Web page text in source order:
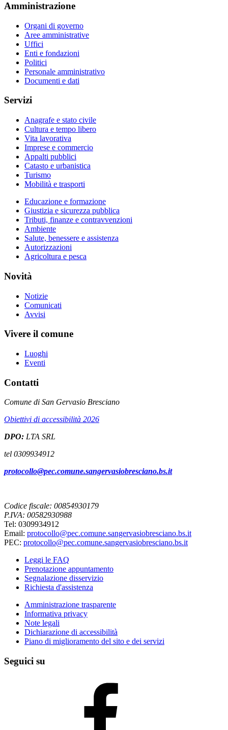
Amministrazione
Organi di governo
Aree amministrative
Uffici
Enti e fondazioni
Politici
Personale amministrativo
Documenti e dati
Servizi
Anagrafe e stato civile
Cultura e tempo libero
Vita lavorativa
Imprese e commercio
Appalti pubblici
Catasto e urbanistica
Turismo
Mobilità e trasporti
Educazione e formazione
Giustizia e sicurezza pubblica
Tributi, finanze e contravvenzioni
Ambiente
Salute, benessere e assistenza
Autorizzazioni
Agricoltura e pesca
Novità
Notizie
Comunicati
Avvisi
Vivere il comune
Luoghi
Eventi
Contatti
Comune di San Gervasio Bresciano
Obiettivi di accessibilità 2026
DPO: LTA SRL
tel 0309934912
protocollo@pec.comune.sangervasiobresciano.bs.it
Codice fiscale: 00854930179
P.IVA: 00582930988
Tel: 0309934912
Email: protocollo@pec.comune.sangervasiobresciano.bs.it
PEC: protocollo@pec.comune.sangervasiobresciano.bs.it
Leggi le FAQ
Prenotazione appuntamento
Segnalazione disservizio
Richiesta d'assistenza
Amministrazione trasparente
Informativa privacy
Note legali
Dichiarazione di accessibilità
Piano di miglioramento del sito e dei servizi
Seguici su